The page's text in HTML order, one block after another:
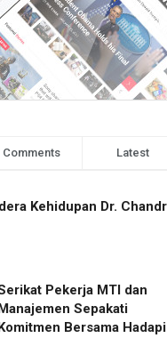
Comments Latest
Kehidupan Dr.
Pekerja MTI dan
Sepakati
Bersama Hadapi